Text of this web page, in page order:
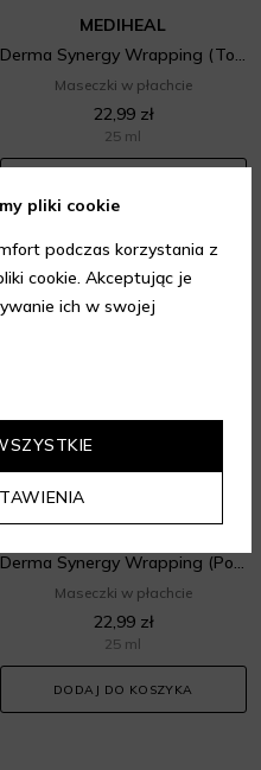
MEDIHEAL
Derma Synergy Wrapping (Toning) Mask
Maseczki w płachcie
22,99 zł
25 ml
Derma Synergy Wrapping (Pore)
Maseczki w płachcie
22,99 zł
25 ml
DODAJ DO KOSZYKA
pliki cookie
podczas korzystania z
cookie. Akceptując je
ich w swojej